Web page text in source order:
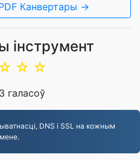
Канвертары →
інструмент
☆
☆
3 галасоў
DNS і SSL на кожным